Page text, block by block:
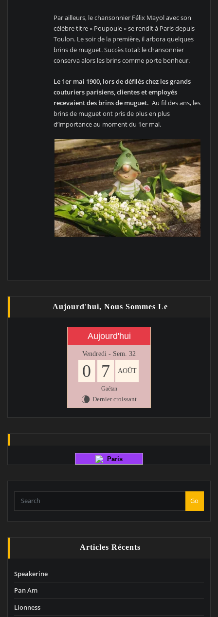
Par ailleurs, le chansonnier Félix Mayol avec son
célèbre titre « Poupoule » se rendit à Paris depuis
Toulon. Le soir de la première, il arbora quelques
brins de muguet. Succès total: le chansonnier
conserva alors les brins comme porte bonheur.
Le 1er mai 1900, lors de défilés chez les grands
couturiers parisiens, clientes et employés
recevaient des brins de muguet. Au fil des ans, les
brins de muguet ont pris de plus en plus
d’importance au moment du 1er mai.
Aujourd'hui, Nous Sommes Le
Aujourd'hui
Vendredi - Sem. 32
0 7 AOÛT
Gaétan
V Dernier croissant
Paris
Go
Articles Récents
Speakerine
Pan Am
Lionness